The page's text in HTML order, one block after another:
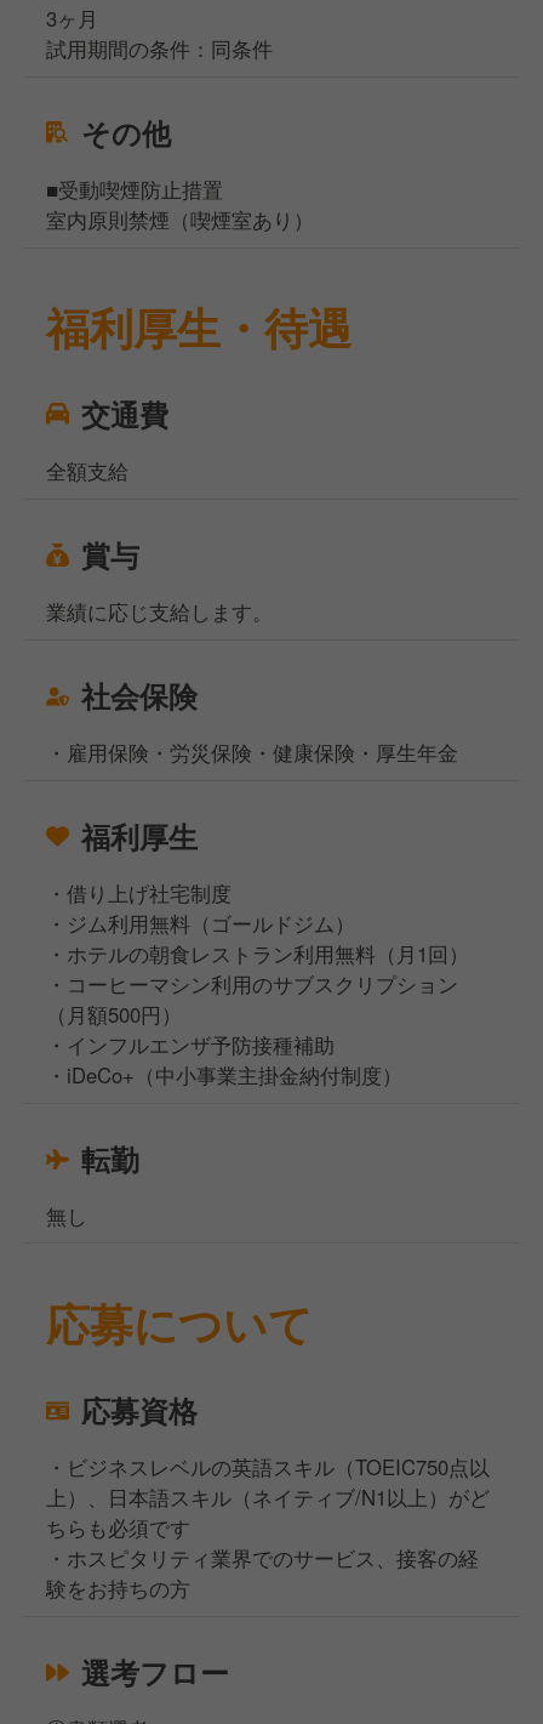
3ヶ月
試用期間の条件：同条件
その他
■受動喫煙防止措置
室内原則禁煙（喫煙室あり）
福利厚生・待遇
交通費
全額支給
賞与
業績に応じ支給します。
社会保険
・雇用保険・労災保険・健康保険・厚生年金
福利厚生
・借り上げ社宅制度
・ジム利用無料（ゴールドジム）
・ホテルの朝食レストラン利用無料（月1回）
・コーヒーマシン利用のサブスクリプション
（月額500円）
・インフルエンザ予防接種補助
・iDeCo+（中小事業主掛金納付制度）
転勤
無し
応募について
応募資格
・ビジネスレベルの英語スキル（TOEIC750点以
上）、日本語スキル（ネイティブ/N1以上）がど
ちらも必須です
・ホスピタリティ業界でのサービス、接客の経
験をお持ちの方
選考フロー